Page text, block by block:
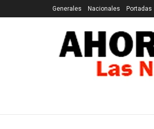
Generales Nacionales Portadas